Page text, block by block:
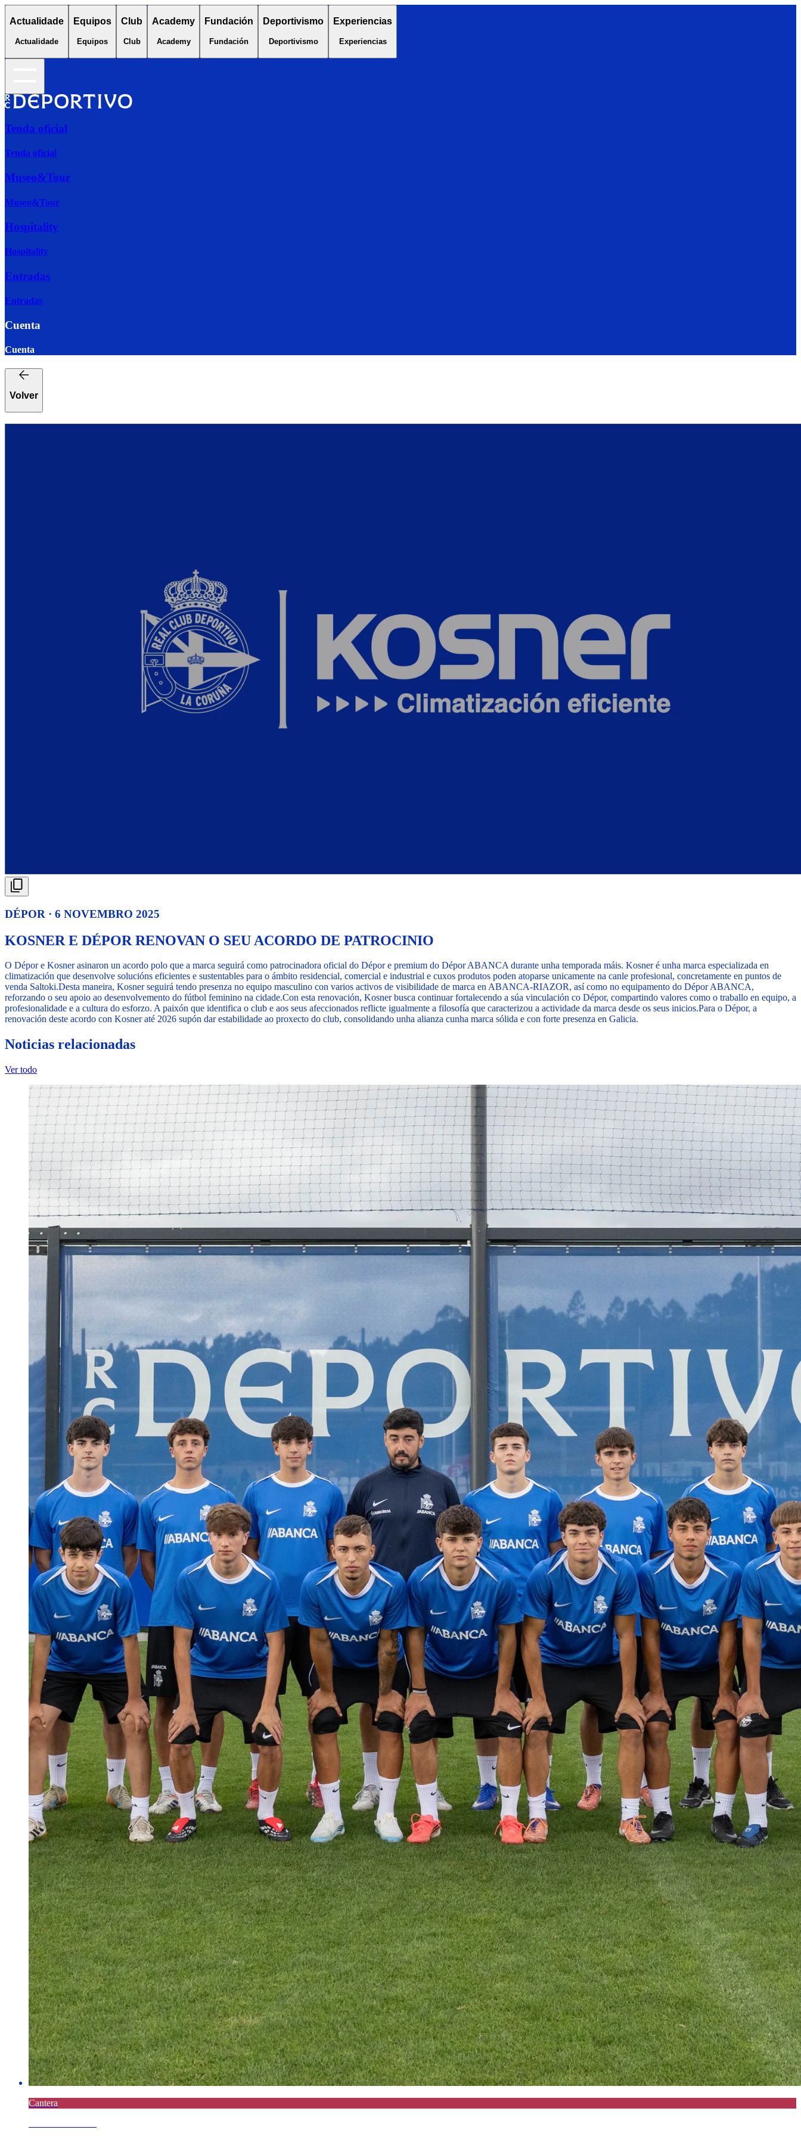
Actualidade
Actualidade
Equipos
Equipos
Club
Club
Academy
Academy
Fundación
Fundación
Deportivismo
Deportivismo
Experiencias
Experiencias
Tenda oficial
Tenda oficial
Museo&Tour
Museo&Tour
Hospitality
Hospitality
Entradas
Entradas
Cuenta
Cuenta
Volver
DÉPOR · 6 NOVEMBRO 2025
KOSNER E DÉPOR RENOVAN O SEU ACORDO DE PATROCINIO
O Dépor e Kosner asinaron un acordo polo que a marca seguirá como patrocinadora oficial do Dépor e premium do Dépor ABANCA durante unha temporada máis. Kosner é unha marca especializada en
climatización que desenvolve solucións eficientes e sustentables para o ámbito residencial, comercial e industrial e cuxos produtos poden atoparse unicamente na canle profesional, concretamente en puntos de
venda Saltoki.Desta maneira, Kosner seguirá tendo presenza no equipo masculino con varios activos de visibilidade de marca en ABANCA-RIAZOR, así como no equipamento do Dépor ABANCA,
reforzando o seu apoio ao desenvolvemento do fútbol feminino na cidade.Con esta renovación, Kosner busca continuar fortalecendo a súa vinculación co Dépor, compartindo valores como o traballo en equipo, a
profesionalidade e a cultura do esforzo. A paixón que identifica o club e aos seus afeccionados reflicte igualmente a filosofía que caracterizou a actividade da marca desde os seus inicios.Para o Dépor, a
renovación deste acordo con Kosner até 2026 supón dar estabilidade ao proxecto do club, consolidando unha alianza cunha marca sólida e con forte presenza en Galicia.
Noticias relacionadas
Ver todo
Cantera